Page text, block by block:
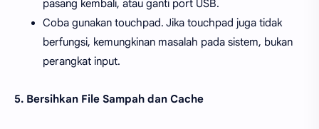
pasang kembali, atau ganti port USB.
Coba gunakan touchpad. Jika touchpad juga tidak
berfungsi, kemungkinan masalah pada sistem, bukan
perangkat input.
5. Bersihkan File Sampah dan Cache